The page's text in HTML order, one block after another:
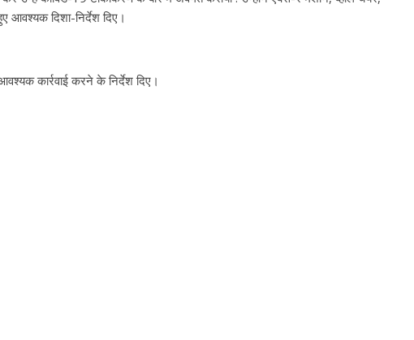
आवश्यक दिशा-निर्देश दिए।
कार्रवाई करने के निर्देश दिए।